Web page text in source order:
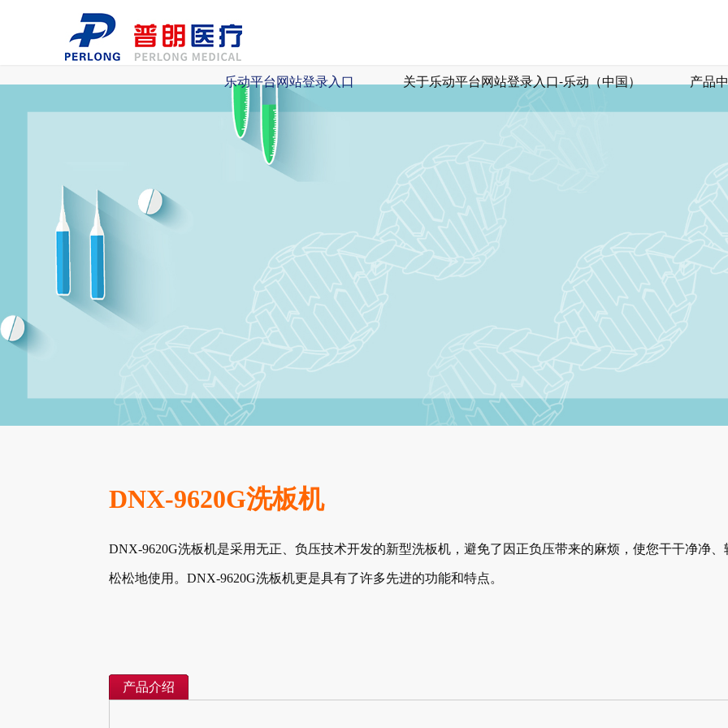
乐动平台网站登录入口
乐动平台网站登录入口 关于乐动平台网站登录入口-乐动（中国） 产品
DNX-9620G洗板机
DNX-9620G洗板机是采用无正、负压技术开发的新型洗板机，避免了因正负压带来的麻烦，使您干干净净、
松松地使用。DNX-9620G洗板机更是具有了许多先进的功能和特点。
产品介绍